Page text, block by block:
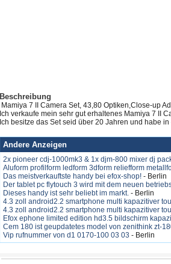
Beschreibung
Mamiya 7 II Camera Set, 43,80 Optiken,Close-up
Ich verkaufe mein sehr gut erhaltenes Mamiya 7 II
Ich besitze das Set seid über 20 Jahren und habe
Andere Anzeigen
2x pioneer cdj-1000mk3 & 1x djm-800 mixer dj
Aluform profilform ledform 3dform reliefform
Das meistverkauftste handy bei efox-shop! - Berlin
Der tablet pc flytouch 3 wird mit dem neuen
Dieses handy ist sehr beliebt im markt. - Berlin
4.3 zoll android2.2 smartphone multi kapazitiver
4.3 zoll android2.2 smartphone multi kapazitiver
Efox ephone limited edition hd3.5 bildschirm
Cem 180 ist geupdatetes model von zenithink zt-
Vip rufnummer von d1 0170-100 03 03 - Berlin